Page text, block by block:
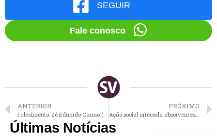
SEGUIR
Fale conosco
ANTERIOR PRÓXIMO
Ação social arrecada absorventes em 9 pontos de Vinhedo
Últimas Notícias